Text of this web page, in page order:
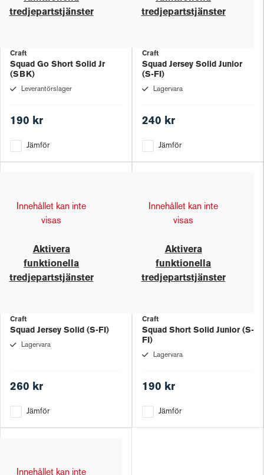
tredjepartstjänster
Craft
Squad Go Short Solid Jr
(SBK)
Leverantörslager
190 kr
Jämför
tredjepartstjänster
Craft
Squad Jersey Solid Junior
(S-FI)
Lagervara
240 kr
Jämför
Innehållet kan inte
visas
Aktivera
funktionella
tredjepartstjänster
Craft
Squad Jersey Solid (S-FI)
Lagervara
260 kr
Jämför
Innehållet kan inte
visas
Aktivera
funktionella
tredjepartstjänster
Craft
Squad Short Solid Junior (S-
FI)
Lagervara
190 kr
Jämför
Innehållet kan inte